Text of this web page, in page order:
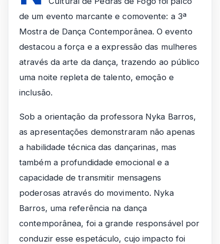
de um evento marcante e comovente: a 3ª
Mostra de Dança Contemporânea. O evento
destacou a força e a expressão das mulheres
através da arte da dança, trazendo ao público
uma noite repleta de talento, emoção e
inclusão.
Sob a orientação da professora Nyka Barros,
as apresentações demonstraram não apenas
a habilidade técnica das dançarinas, mas
também a profundidade emocional e a
capacidade de transmitir mensagens
poderosas através do movimento. Nyka
Barros, uma referência na dança
contemporânea, foi a grande responsável por
conduzir esse espetáculo, cujo impacto foi